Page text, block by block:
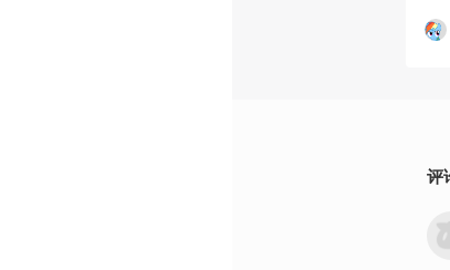
评